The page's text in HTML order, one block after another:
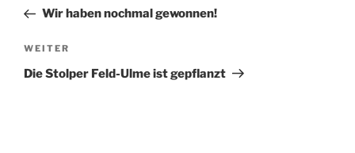
Beitrag
Wir haben nochmal gewonnen!
Nächster
Beitrag
WEITER
Die Stolper Feld-Ulme ist gepflanzt